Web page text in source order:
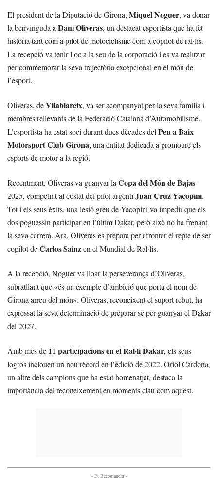
El president de la Diputació de Girona, Miquel Noguer, va donar
la benvinguda a Dani Oliveras, un destacat esportista que ha fet
història tant com a pilot de motociclisme com a copilot de ral·lis.
La recepció va tenir lloc a la seu de la corporació i es va realitzar
per commemorar la seva trajectòria excepcional en el món de
l’esport.
Oliveras, deVilablareix, va ser acompanyat per la seva família i
membres rellevants de la Federació Catalana d’Automobilisme.
L’esportista ha estat soci durant dues dècades del Peu a Baix
Motorsport Club Girona, una entitat dedicada a promoure els
esports de motor a la regió.
Recentment, Oliveras va guanyar la Copa del Món de Bajas
2025, competint al costat del pilot argentíJuan Cruz Yacopini.
Tot i els seus èxits, una lesió greu de Yacopini va impedir que els
dos poguessin participar en l’últim Dakar, però això no ha frenant
la seva carrera. Ara, Oliveras es prepara per afrontar el repte de ser
copilot deCarlos Sainzen el Mundial de Ral·lis.
A la recepció, Noguer va lloar la perseverança d’Oliveras,
subratllant que «és un exemple d’ambició que porta el nom de
Girona arreu del món». Oliveras, reconeixent el suport rebut, ha
expressat la seva determinació de preparar-se per guanyar el Dakar
del 2027.
Amb més de 11 participacions en el Ral·li Dakar, els seus
logros inclouen un nou rècord en l’edició de 2022. Oriol Cardona,
un altre dels campions que ha estat homenatjat, destaca la
importància del reconeixement en moments clau com aquest.
- Et Recomanem -